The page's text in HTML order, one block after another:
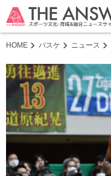
HOME バスケ ニュース